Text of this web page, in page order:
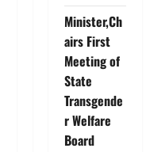
Minister,Ch
airs First
Meeting of
State
Transgende
r Welfare
Board